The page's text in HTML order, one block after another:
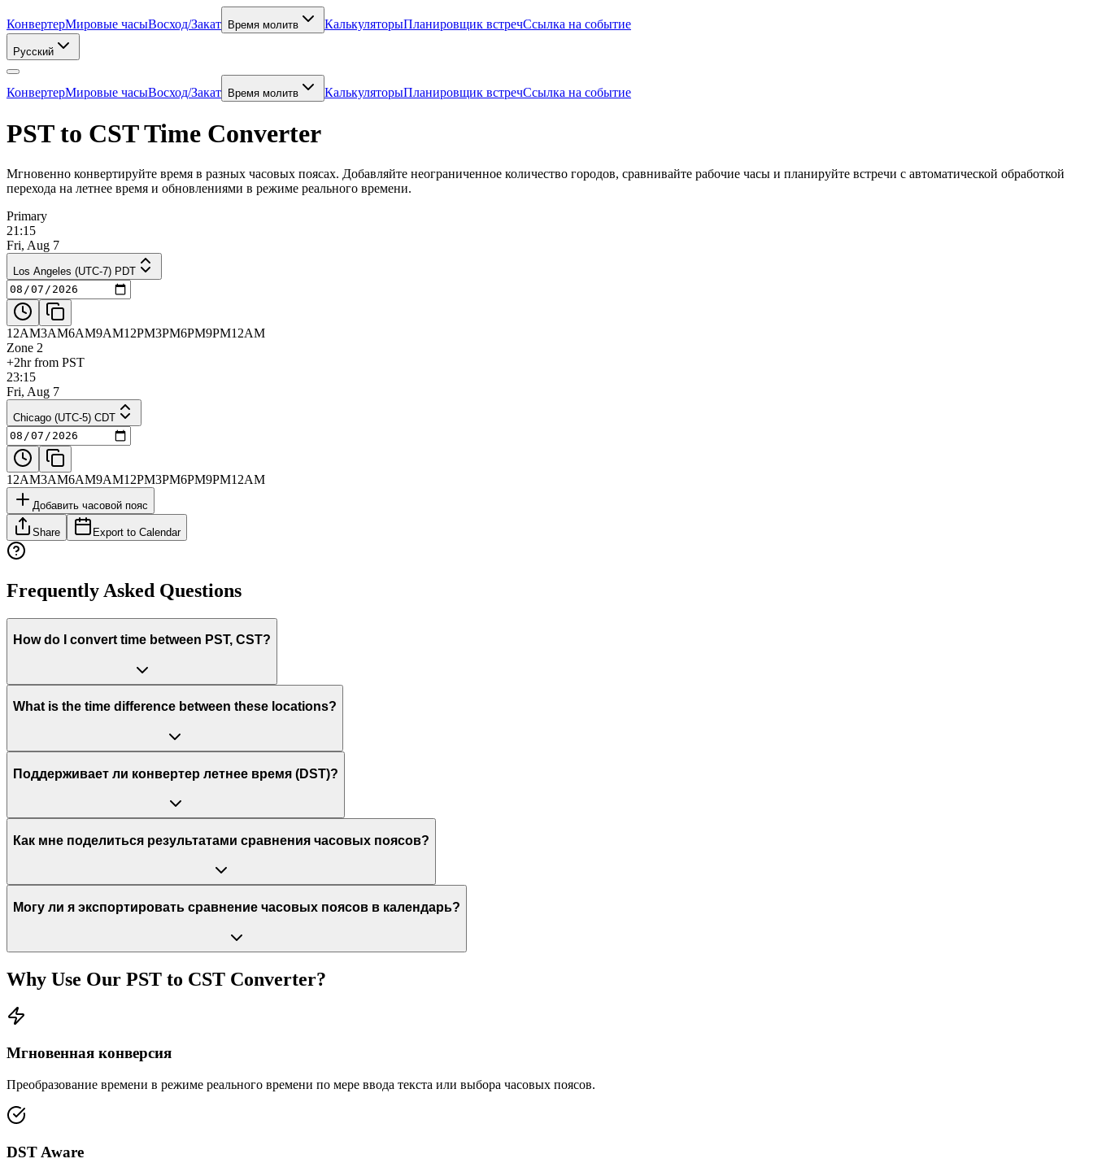
КонвертерМировые часыВосход/Закат Время молитв КалькуляторыПланировщик встречСсылка на событие
Русский
КонвертерМировые часыВосход/Закат Время молитв КалькуляторыПланировщик встречСсылка на событие
PST to CST Time Converter
Мгновенно конвертируйте время в разных часовых поясах. Добавляйте неограниченное количество городов, сравнивайте рабочие часы и планируйте встречи с автоматической обработкой
перехода на летнее время и обновлениями в режиме реального времени.
Primary
21:15
Fri, Aug 7
Los Angeles (UTC-7) PDT
12AM3AM6AM9AM12PM3PM6PM9PM12AM
Zone 2
+2hr from PST
23:15
Fri, Aug 7
Chicago (UTC-5) CDT
12AM3AM6AM9AM12PM3PM6PM9PM12AM
Добавить часовой пояс
Share Export to Calendar
Frequently Asked Questions
How do I convert time between PST, CST?
What is the time difference between these locations?
Поддерживает ли конвертер летнее время (DST)?
Как мне поделиться результатами сравнения часовых поясов?
Могу ли я экспортировать сравнение часовых поясов в календарь?
Why Use Our PST to CST Converter?
Мгновенная конверсия
Преобразование времени в режиме реального времени по мере ввода текста или выбора часовых поясов.
DST Aware